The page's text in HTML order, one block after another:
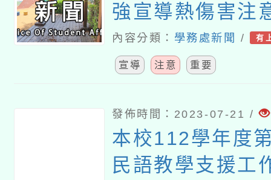
強宣導熱傷害注
落實熱傷害防護
內容分類： 學務處新聞 / 有
宣導 注意 重要
發佈時間：2023-07-21 /
本校112學年度
民語教學支援工